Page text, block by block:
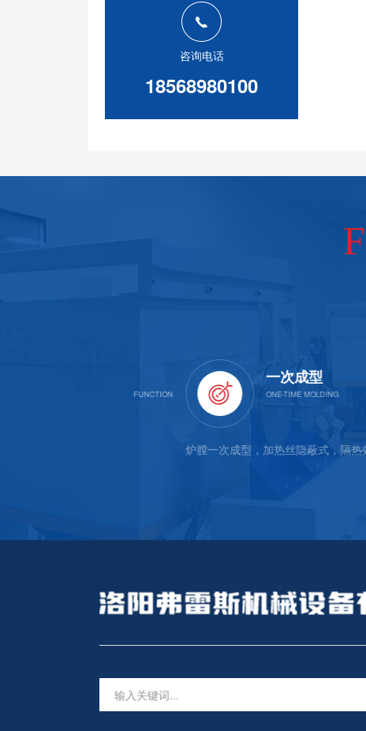
咨询电话
18568980100
F
一次成型
炉膛一次成型，加热丝隐蔽式，隔热效果好